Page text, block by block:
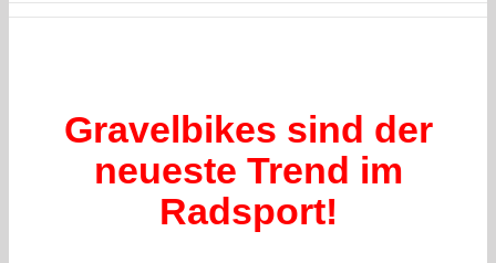
Gravelbikes sind der
neueste Trend im
Radsport!